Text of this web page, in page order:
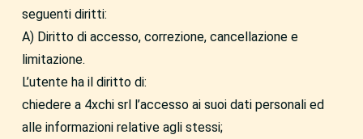
seguenti diritti:
A) Diritto di accesso, correzione, cancellazione e
limitazione.
L’utente ha il diritto di:
chiedere a 4xchi srl l’accesso ai suoi dati personali ed
alle informazioni relative agli stessi;